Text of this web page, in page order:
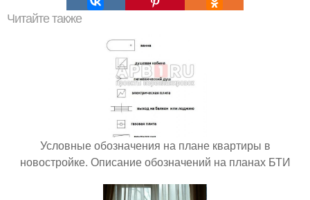
Читайте также
Условные обозначения на плане квартиры в
новостройке. Описание обозначений на планах БТИ